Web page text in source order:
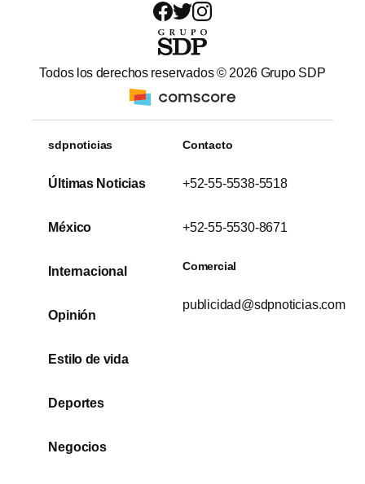
Todos los derechos reservados © 2026 Grupo SDP
sdpnoticias
Últimas Noticias
México
Internacional
Opinión
Estilo de vida
Deportes
Negocios
Contacto
+52-55-5538-5518
+52-55-5530-8671
Comercial
publicidad@sdpnoticias.com